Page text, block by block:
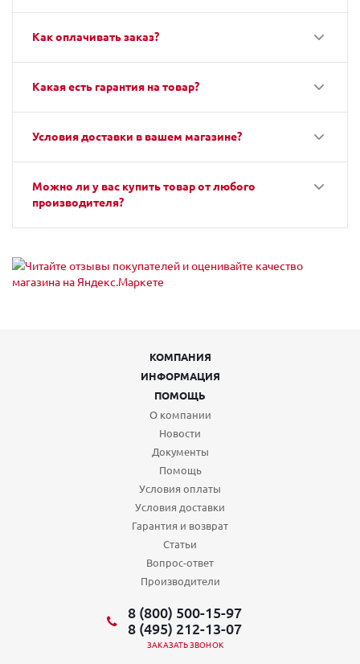
Как оплачивать заказ?
Какая есть гарантия на товар?
Условия доставки в вашем магазине?
Можно ли у вас купить товар от любого
производителя?
КОМПАНИЯ
ИНФОРМАЦИЯ
ПОМОЩЬ
О компании
Новости
Документы
Помощь
Условия оплаты
Условия доставки
Гарантия и возврат
Статьи
Вопрос-ответ
Производители
8 (800) 500-15-97
8 (495) 212-13-07
ЗАКАЗАТЬ ЗВОНОК